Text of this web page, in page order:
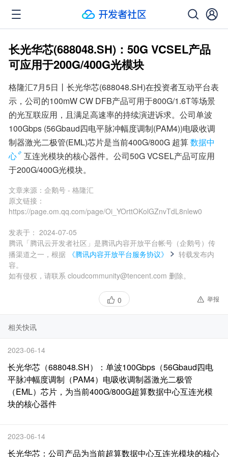
长光华芯(688048.SH)：50G VCSEL产品
可应用于200G/400G光模块
格隆汇7月5日丨长光华芯(688048.SH)在投资者互动平台表
示，公司的100mW CW DFB产品可用于800G/1.6T等场景
的光互联应用，且满足高速率的持续演进诉求。公司单波
100Gbps (56Gbaud四电平脉冲幅度调制(PAM4))电吸收调
制器激光二极管(EML)芯片是当前400G/800G 超算数据中
心
互连光模块的核心器件。公司50G VCSEL产品可应用
于200G/400G光模块。
文章来源： 企鹅号 - 格隆汇
原文链接：
https://page.om.qq.com/page/Oi_YOrttOKolGZnvTdL8nlew0
发表于： 2024-07-05
腾讯「腾讯云开发者社区」是腾讯内容开放平台帐号（企鹅号）传
播渠道之一，根据
《腾讯内容开放平台服务协议》
转载发布内
容。
如有侵权，请联系 cloudcommunity@tencent.com 删除。
0 举报
相关快讯
2023-06-14
长光华芯（688048.SH）：单波100Gbps（56Gbaud四电
平脉冲幅度调制（PAM4）电吸收调制器激光二极管
（EML）芯片，为当前400G/800G超算数据中心互连光模
块的核心器件
2023-06-14
长光华芯：公司产品为当前超算数据中心互连光模块的核心